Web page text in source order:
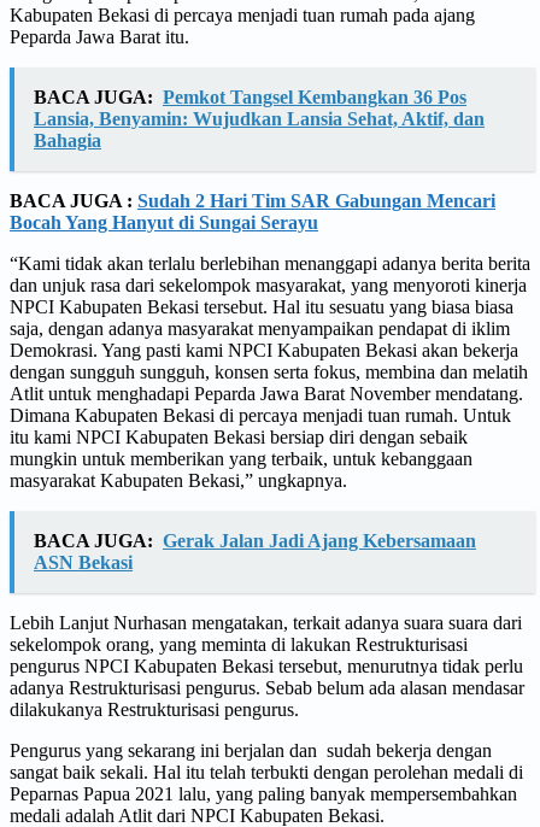
Kabupaten Bekasi di percaya menjadi tuan rumah pada ajang
Peparda Jawa Barat itu.
BACA JUGA: Pemkot Tangsel Kembangkan 36 Pos
Lansia, Benyamin: Wujudkan Lansia Sehat, Aktif, dan
Bahagia
BACA JUGA : Sudah 2 Hari Tim SAR Gabungan Mencari
Bocah Yang Hanyut di Sungai Serayu
“Kami tidak akan terlalu berlebihan menanggapi adanya berita berita
dan unjuk rasa dari sekelompok masyarakat, yang menyoroti kinerja
NPCI Kabupaten Bekasi tersebut. Hal itu sesuatu yang biasa biasa
saja, dengan adanya masyarakat menyampaikan pendapat di iklim
Demokrasi. Yang pasti kami NPCI Kabupaten Bekasi akan bekerja
dengan sungguh sungguh, konsen serta fokus, membina dan melatih
Atlit untuk menghadapi Peparda Jawa Barat November mendatang.
Dimana Kabupaten Bekasi di percaya menjadi tuan rumah. Untuk
itu kami NPCI Kabupaten Bekasi bersiap diri dengan sebaik
mungkin untuk memberikan yang terbaik, untuk kebanggaan
masyarakat Kabupaten Bekasi,” ungkapnya.
BACA JUGA: Gerak Jalan Jadi Ajang Kebersamaan
ASN Bekasi
Lebih Lanjut Nurhasan mengatakan, terkait adanya suara suara dari
sekelompok orang, yang meminta di lakukan Restrukturisasi
pengurus NPCI Kabupaten Bekasi tersebut, menurutnya tidak perlu
adanya Restrukturisasi pengurus. Sebab belum ada alasan mendasar
dilakukanya Restrukturisasi pengurus.
Pengurus yang sekarang ini berjalan dan sudah bekerja dengan
sangat baik sekali. Hal itu telah terbukti dengan perolehan medali di
Peparnas Papua 2021 lalu, yang paling banyak mempersembahkan
medali adalah Atlit dari NPCI Kabupaten Bekasi.